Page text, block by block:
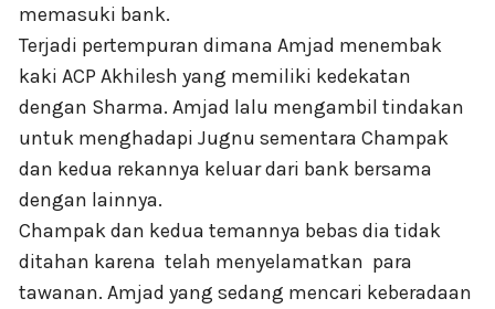
memasuki bank.
Terjadi pertempuran dimana Amjad menembak
kaki ACP Akhilesh yang memiliki kedekatan
dengan Sharma. Amjad lalu mengambil tindakan
untuk menghadapi Jugnu sementara Champak
dan kedua rekannya keluar dari bank bersama
dengan lainnya.
Champak dan kedua temannya bebas dia tidak
ditahan karena telah menyelamatkan para
tawanan. Amjad yang sedang mencari keberadaan